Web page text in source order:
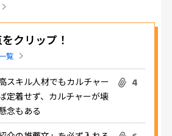
クリップ！
覧
スキル人材でもカルチャー
定着せず、カルチャーが壊
念もある
4